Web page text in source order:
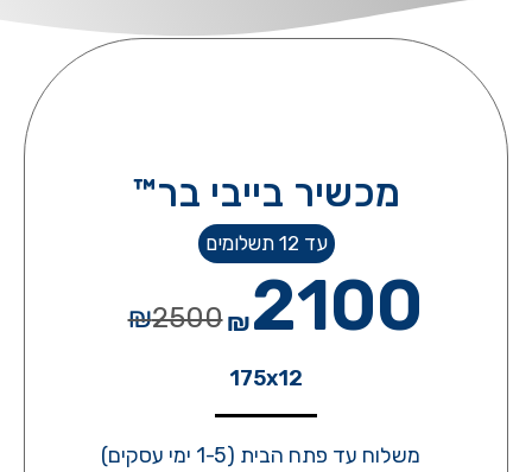
מכשיר בייבי בר™
עד 12 תשלומים
₪2500₪2100
175x12
משלוח עד פתח הבית (1-5 ימי עסקים)